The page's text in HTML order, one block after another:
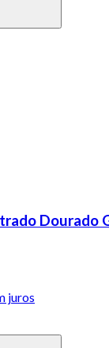
Dourado
juros